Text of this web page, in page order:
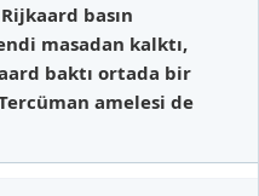
basın
masadan kalktı,
baktı ortada bir
amelesi de